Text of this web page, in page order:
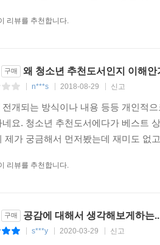
령하면서도 속이 비틀린 사람이 된다
아이들은 사랑을 갈구하지만, 동시에
원평
리뷰를 추천합니다.
구매 왜 청소년 추천도서인지 이해안
n***s 2018-08-29 신고
전개되는 방식이나 내용 등등 개인적
네요. 청소년 추천도서에다가 베스트
제가 궁금해서 먼저봤는데 재미도 없
리뷰를 추천합니다.
구매 공감에 대해서 생각해보게하는..
s***y 2020-03-29 신고